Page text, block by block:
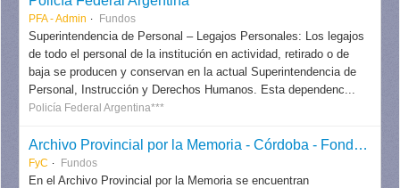
PFA - Admin Fundos
Superintendencia de Personal – Legajos Personales: Los legajos
de todo el personal de la institución en actividad, retirado o de
baja se producen y conservan en la actual Superintendencia de
Personal, Instrucción y Derechos Humanos. Esta dependenc...
Policía Federal Argentina***
Archivo Provincial por la Memoria - Córdoba - Fondos y colecciones
FyC Fundos
En el Archivo Provincial por la Memoria se encuentran